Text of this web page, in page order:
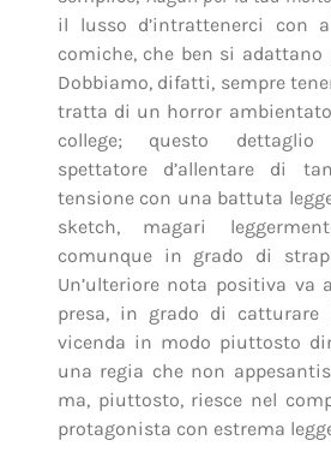
il lusso d’intrattenerci con
comiche, che ben si adattano
Dobbiamo, difatti, sempre
tratta di un horror
college; questo
spettatore d’allentare di
tensione con una battuta
sketch, magari
comunque in grado di
Un’ulteriore nota positiva va
presa, in grado di catturare
vicenda in modo piuttosto
una regia che non
ma, piuttosto, riesce nel
protagonista con estrema